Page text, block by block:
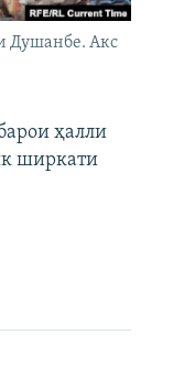
Душанбе. Акс
ҳалли
ширкати